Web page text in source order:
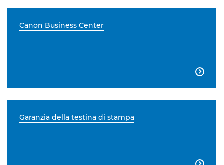
Canon Business Center

Garanzia della testina di stampa
